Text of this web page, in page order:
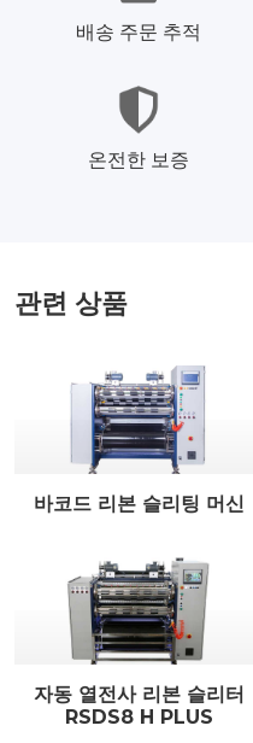
배송 주문 추적
온전한 보증
관련 상품
바코드 리본 슬리팅 머신
자동 열전사 리본 슬리터
RSDS8 H PLUS